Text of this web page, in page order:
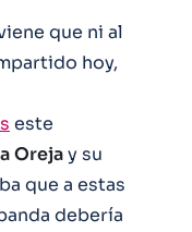
que ni al
hoy,
este
Orejay su
que a estas
debería